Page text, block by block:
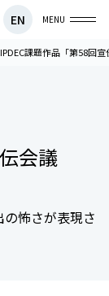
EN MENU
課題作品「第58回
会議
怖さが表現さ